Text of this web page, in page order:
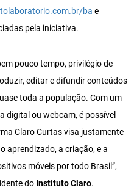
ba e
pela iniciativa.
pouco tempo, privilégio de
editar e difundir conteúdos
toda a população. Com um
digital ou webcam, é possível
Claro Curtas visa justamente
aprendizado, a criação, e a
móveis por todo Brasil”,
do Instituto Claro.